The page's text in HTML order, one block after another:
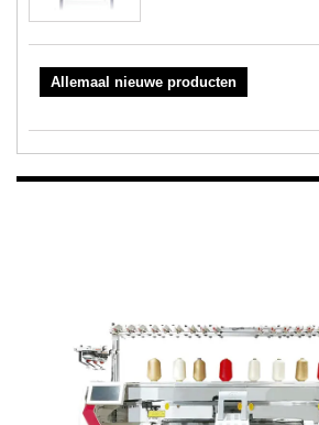
Allemaal nieuwe producten